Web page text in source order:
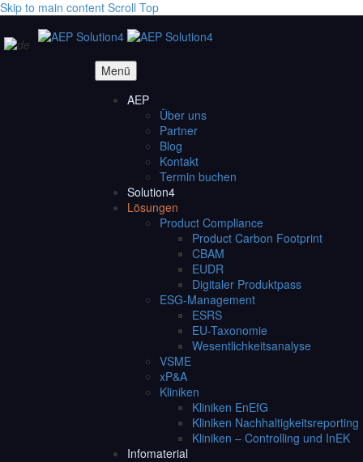
Skip to main content Scroll Top
Menü
AEP
Über uns
Partner
Blog
Kontakt
Termin buchen
Solution4
Lösungen
Product Compliance
Product Carbon Footprint
CBAM
EUDR
Digitaler Produktpass
ESG-Management
ESRS
EU-Taxonomie
Wesentlichkeitsanalyse
VSME
xP&A
Kliniken
Kliniken EnEfG
Kliniken Nachhaltigkeitsreporting
Kliniken – Controlling und InEK
Infomaterial